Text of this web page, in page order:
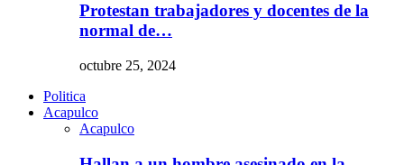
Protestan trabajadores y docentes de la
normal de…
octubre 25, 2024
Politica
Acapulco
Acapulco